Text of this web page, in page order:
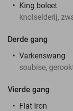
King boleet
knolselderij,
Derde gang
Varkenswang
soubise,
Vierde gang
Flat iron